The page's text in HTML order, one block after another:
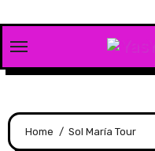
content
Home Sol María Tour